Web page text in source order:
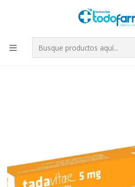
Tus compras tienen envío GRATIS
para Chile | WhatsApp +56
Leer más
Inicio
Tadavitae (B) Tadalafilo 5 mg